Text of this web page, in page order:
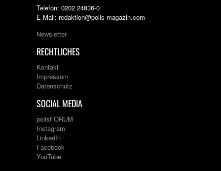
Telefon: 0202 24836-0
E-Mail: redaktion@polis-magazin.com
Newsletter
RECHTLICHES
Kontakt
Impressum
Datenschutz
SOCIAL MEDIA
polisFORUM
Instagram
LinkedIn
Facebook
YouTube